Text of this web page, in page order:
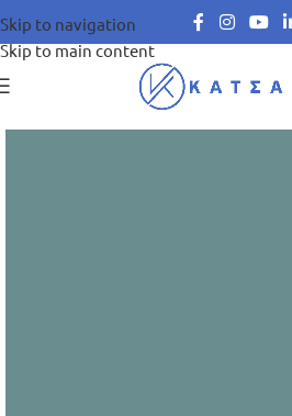
Skip to navigation
Skip to main content